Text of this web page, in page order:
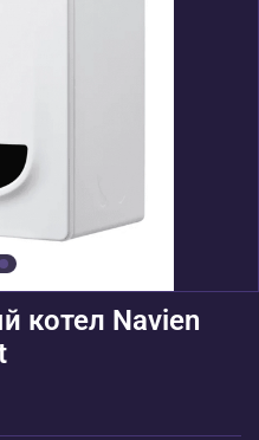
котел Navien